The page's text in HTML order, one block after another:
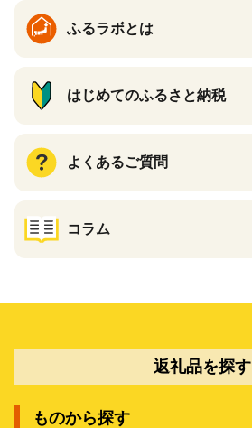
ふるラボとは
はじめてのふるさと納税
よくあるご質問
コラム
返礼品を探す
ものから探す